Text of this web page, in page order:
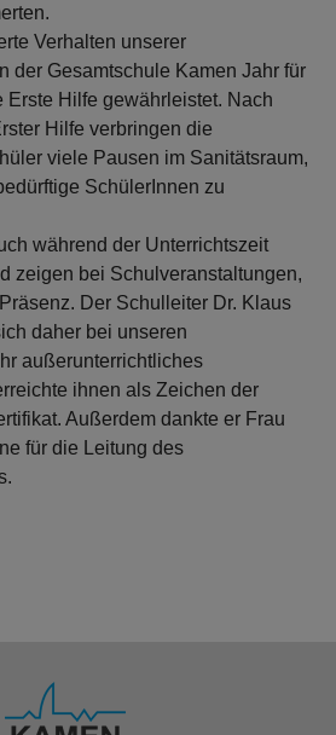
Verhalten unserer
der Gesamtschule Kamen Jahr für
Erste Hilfe gewährleistet. Nach
Hilfe verbringen die
viele Pausen im Sanitätsraum,
SchülerInnen zu
während der Unterrichtszeit
zeigen bei Schulveranstaltungen,
Der Schulleiter Dr. Klaus
daher bei unseren
außerunterrichtliches
ihnen als Zeichen der
Außerdem dankte er Frau
für die Leitung des